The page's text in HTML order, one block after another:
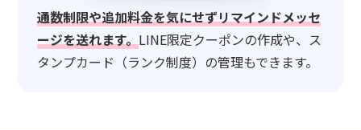
通数制限や追加料金を気にせずリマインドメッセ
ージを送れます。LINE限定クーポンの作成や、ス
タンプカード（ランク制度）の管理もできます。